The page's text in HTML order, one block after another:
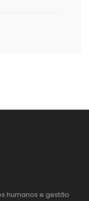
humanos e gestão